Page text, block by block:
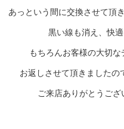
あっという間に交換させて頂
黒い線も消え、快
もちろんお客様の大切
お返しさせて頂きました
ご来店ありがとうご